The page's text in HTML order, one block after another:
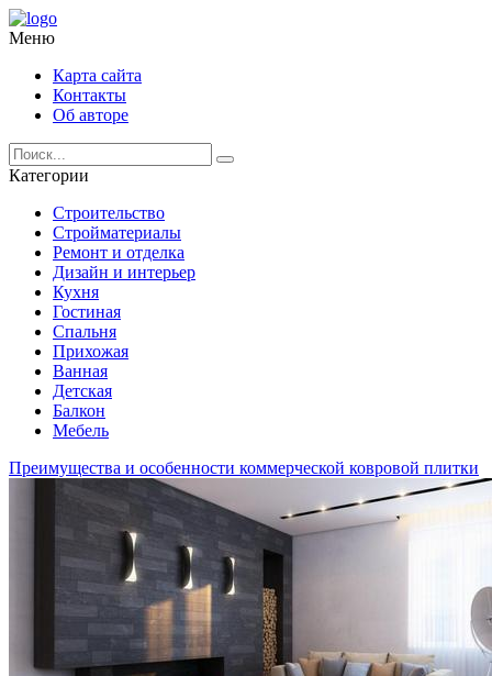
Меню
Карта сайта
Контакты
Об авторе
Категории
Строительство
Стройматериалы
Ремонт и отделка
Дизайн и интерьер
Кухня
Гостиная
Спальня
Прихожая
Ванная
Детская
Балкон
Мебель
Преимущества и особенности коммерческой ковровой плитки